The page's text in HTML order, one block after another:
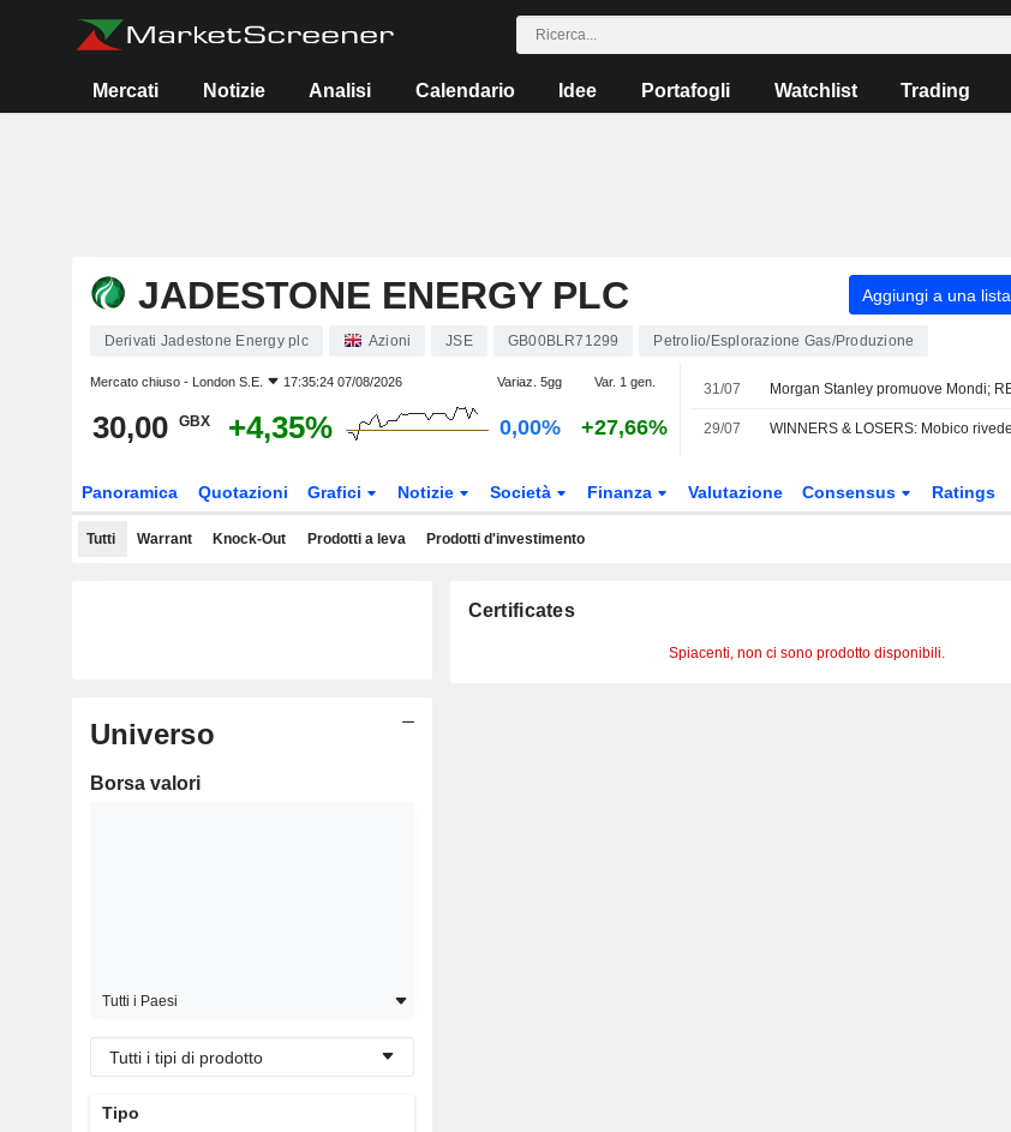
Mercati Notizie Analisi Calendario Idee Portafogli Watchlist Trading
JADESTONE ENERGY PLC Aggiungi a una lista
Derivati Jadestone Energy plc Azioni JSE GB00BLR71299 Petrolio/Esplorazione Gas/Produzione
Mercato chiuso - London S.E. 17:35:24 07/08/2026 Variaz. 5gg Var. 1 gen.
30,00 GBX +4,35% 0,00% +27,66%
31/07
29/07
Panoramica Quotazioni Grafici Notizie Società Finanza Valutazione Consensus Ratings
Tutti Warrant Knock-Out Prodotti a leva Prodotti d'investimento
Universo
Borsa valori
Tutti i Paesi
Tutti i tipi di prodotto
Tipo
Certificates
Spiacenti, non ci sono prodotto disponibili.